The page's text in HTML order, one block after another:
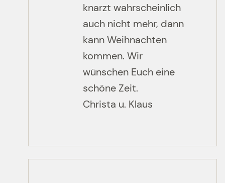
knarzt wahrscheinlich
auch nicht mehr, dann
kann Weihnachten
kommen. Wir
wünschen Euch eine
schöne Zeit.
Christa u. Klaus